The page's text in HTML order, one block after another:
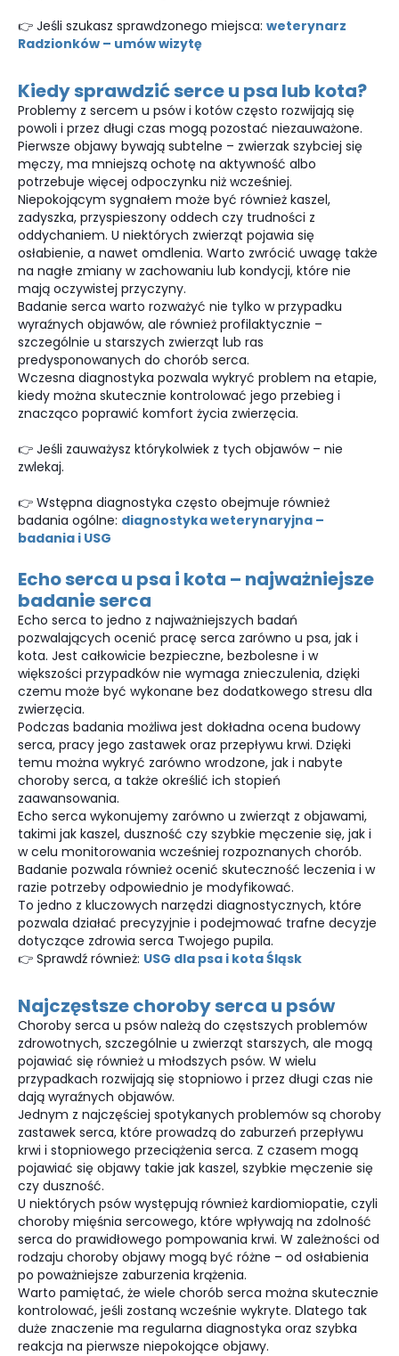
👉 Jeśli szukasz sprawdzonego miejsca: weterynarz
Radzionków – umów wizytę
Kiedy sprawdzić serce u psa lub kota?
Problemy z sercem u psów i kotów często rozwijają się
powoli i przez długi czas mogą pozostać niezauważone.
Pierwsze objawy bywają subtelne – zwierzak szybciej się
męczy, ma mniejszą ochotę na aktywność albo
potrzebuje więcej odpoczynku niż wcześniej.
Niepokojącym sygnałem może być również kaszel,
zadyszka, przyspieszony oddech czy trudności z
oddychaniem. U niektórych zwierząt pojawia się
osłabienie, a nawet omdlenia. Warto zwrócić uwagę także
na nagłe zmiany w zachowaniu lub kondycji, które nie
mają oczywistej przyczyny.
Badanie serca warto rozważyć nie tylko w przypadku
wyraźnych objawów, ale również profilaktycznie –
szczególnie u starszych zwierząt lub ras
predysponowanych do chorób serca.
Wczesna diagnostyka pozwala wykryć problem na etapie,
kiedy można skutecznie kontrolować jego przebieg i
znacząco poprawić komfort życia zwierzęcia.
👉 Jeśli zauważysz którykolwiek z tych objawów – nie
zwlekaj.
👉 Wstępna diagnostyka często obejmuje również
badania ogólne: diagnostyka weterynaryjna –
badania i USG
Echo serca u psa i kota – najważniejsze
badanie serca
Echo serca to jedno z najważniejszych badań
pozwalających ocenić pracę serca zarówno u psa, jak i
kota. Jest całkowicie bezpieczne, bezbolesne i w
większości przypadków nie wymaga znieczulenia, dzięki
czemu może być wykonane bez dodatkowego stresu dla
zwierzęcia.
Podczas badania możliwa jest dokładna ocena budowy
serca, pracy jego zastawek oraz przepływu krwi. Dzięki
temu można wykryć zarówno wrodzone, jak i nabyte
choroby serca, a także określić ich stopień
zaawansowania.
Echo serca wykonujemy zarówno u zwierząt z objawami,
takimi jak kaszel, duszność czy szybkie męczenie się, jak i
w celu monitorowania wcześniej rozpoznanych chorób.
Badanie pozwala również ocenić skuteczność leczenia i w
razie potrzeby odpowiednio je modyfikować.
To jedno z kluczowych narzędzi diagnostycznych, które
pozwala działać precyzyjnie i podejmować trafne decyzje
dotyczące zdrowia serca Twojego pupila.
👉 Sprawdź również: USG dla psa i kota Śląsk
Najczęstsze choroby serca u psów
Choroby serca u psów należą do częstszych problemów
zdrowotnych, szczególnie u zwierząt starszych, ale mogą
pojawiać się również u młodszych psów. W wielu
przypadkach rozwijają się stopniowo i przez długi czas nie
dają wyraźnych objawów.
Jednym z najczęściej spotykanych problemów są choroby
zastawek serca, które prowadzą do zaburzeń przepływu
krwi i stopniowego przeciążenia serca. Z czasem mogą
pojawiać się objawy takie jak kaszel, szybkie męczenie się
czy duszność.
U niektórych psów występują również kardiomiopatie, czyli
choroby mięśnia sercowego, które wpływają na zdolność
serca do prawidłowego pompowania krwi. W zależności od
rodzaju choroby objawy mogą być różne – od osłabienia
po poważniejsze zaburzenia krążenia.
Warto pamiętać, że wiele chorób serca można skutecznie
kontrolować, jeśli zostaną wcześnie wykryte. Dlatego tak
duże znaczenie ma regularna diagnostyka oraz szybka
reakcja na pierwsze niepokojące objawy.